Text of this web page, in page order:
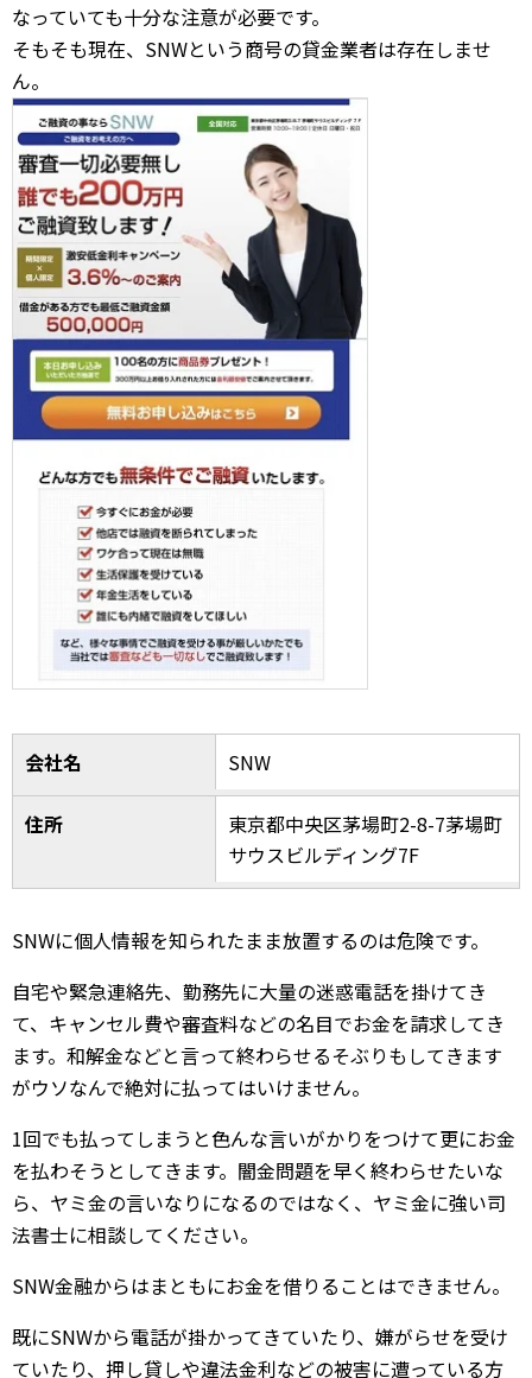
なっていても十分な注意が必要です。
そもそも現在、SNWという商号の貸金業者は存在しませ
ん。
会社名 SNW
住所
東京都中央区茅場町2-8-7茅場町
サウスビルディング7F
SNWに個人情報を知られたまま放置するのは危険です。
自宅や緊急連絡先、勤務先に大量の迷惑電話を掛けてき
て、キャンセル費や審査料などの名目でお金を請求してき
ます。和解金などと言って終わらせるそぶりもしてきます
がウソなんで絶対に払ってはいけません。
1回でも払ってしまうと色んな言いがかりをつけて更にお金
を払わそうとしてきます。闇金問題を早く終わらせたいな
ら、ヤミ金の言いなりになるのではなく、ヤミ金に強い司
法書士に相談してください。
SNW金融からはまともにお金を借りることはできません。
既にSNWから電話が掛かってきていたり、嫌がらせを受け
ていたり、押し貸しや違法金利などの被害に遭っている方